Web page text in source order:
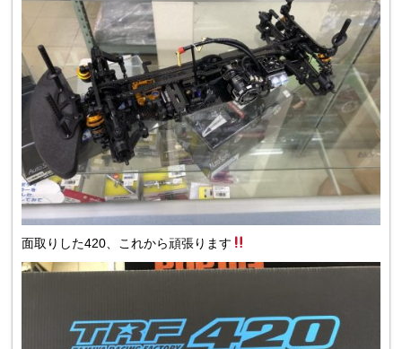
面取りした420、これから頑張ります